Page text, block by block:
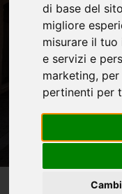
di base del
migliore
misurare il
e servizi e
marketing,
pertinenti per